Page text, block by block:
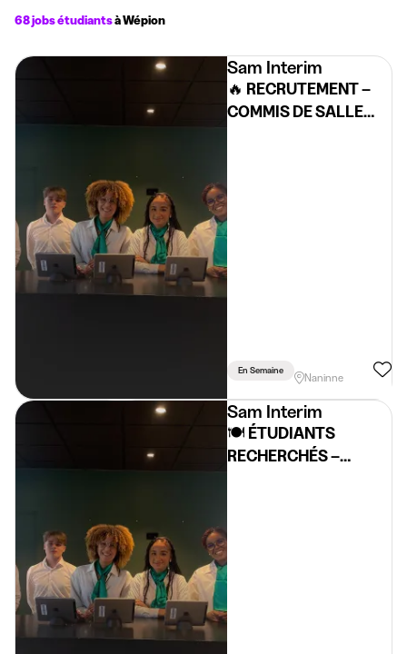
68 jobs étudiantsà Wépion
Sam Interim
🔥 RECRUTEMENT –
COMMIS DE SALLE
En Semaine
Naninne
Sam Interim
🍽️ ÉTUDIANTS
RECHERCHÉS –